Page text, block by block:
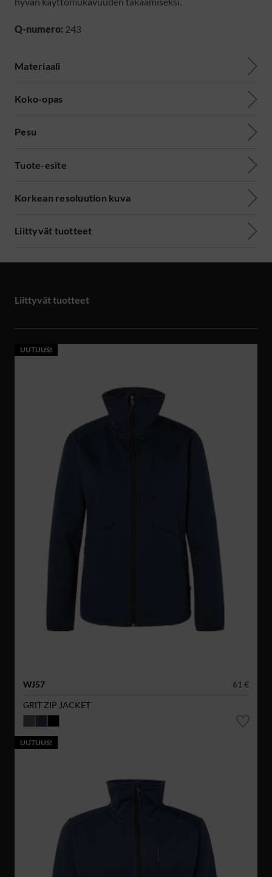
Q-numero: 243
Materiaali
Koko-opas
Pesu
Tuote-esite
Korkean resoluution kuva
Liittyvät tuotteet
Liittyvät tuotteet
UUTUUS!
WJ57
61 €
GRIT ZIP JACKET
UUTUUS!